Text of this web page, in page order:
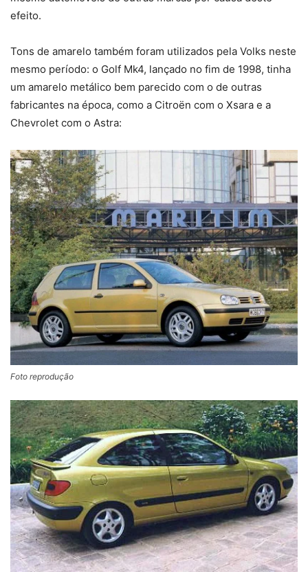
efeito.
Tons de amarelo também foram utilizados pela Volks neste
mesmo período: o Golf Mk4, lançado no fim de 1998, tinha
um amarelo metálico bem parecido com o de outras
fabricantes na época, como a Citroën com o Xsara e a
Chevrolet com o Astra:
Foto reprodução